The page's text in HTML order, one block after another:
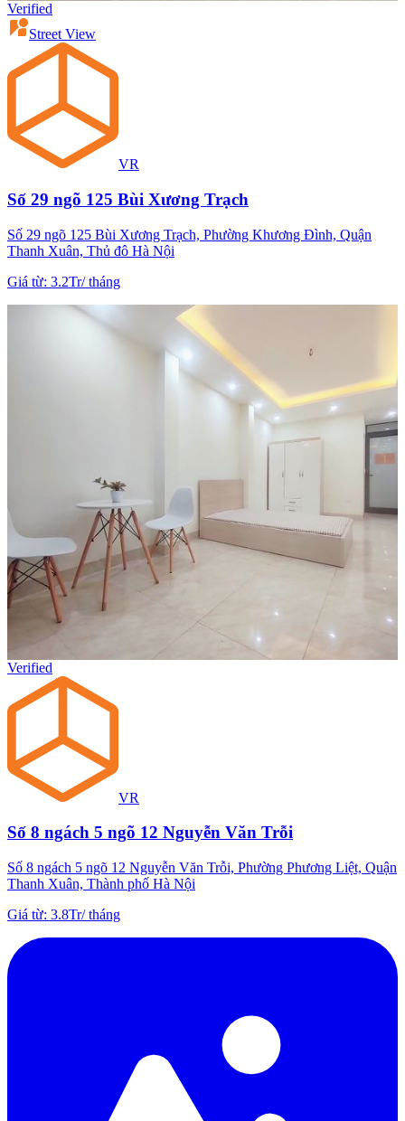
Verified
Street View
VR
Số 29 ngõ 125 Bùi Xương Trạch
Số 29 ngõ 125 Bùi Xương Trạch, Phường Khương Đình, Quận
Thanh Xuân, Thủ đô Hà Nội
Giá từ: 3.2Tr/tháng
Verified
VR
Số 8 ngách 5 ngõ 12 Nguyễn Văn Trỗi
Số 8 ngách 5 ngõ 12 Nguyễn Văn Trỗi, Phường Phương Liệt, Quận
Thanh Xuân, Thành phố Hà Nội
Giá từ: 3.8Tr/tháng